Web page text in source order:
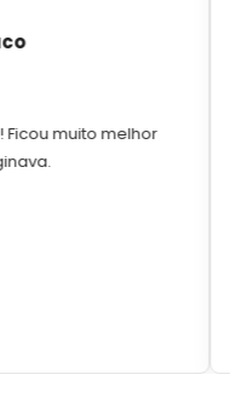
muito melhor